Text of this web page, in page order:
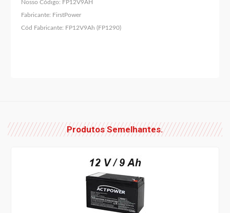
Nosso Código: FP12V9AH
Fabricante: FirstPower
Cód Fabricante: FP12V9Ah (FP1290)
Produtos Semelhantes.